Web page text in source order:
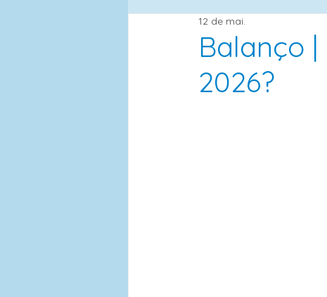
Balanço
2026?
12 de mai.